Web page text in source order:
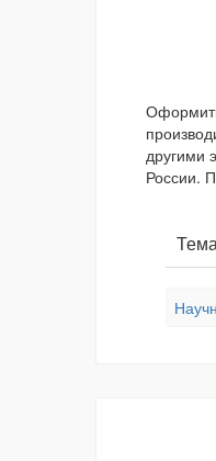
другими
России.